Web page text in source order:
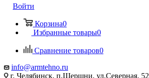
Войти
Корзина0
Избранные товары0
Сравнение товаров0
info@armtehno.ru
г. Челябинск, п.Шершни, ул.Северная, 52